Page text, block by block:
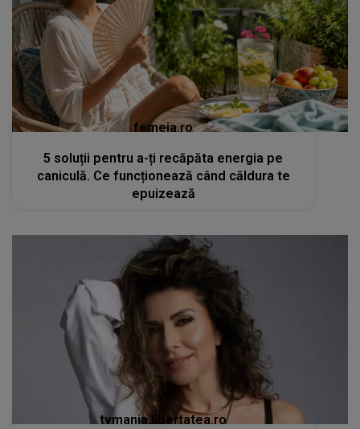
femeia.ro
5 soluții pentru a-ți recăpăta energia pe
caniculă. Ce funcționează când căldura te
epuizează
tvmania.libertatea.ro